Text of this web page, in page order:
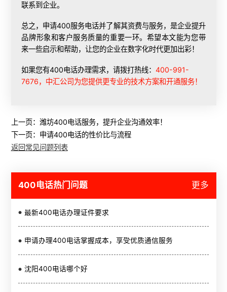
联系到企业。
总之，申请400服务电话并了解其资费与服务，是企业提升
品牌形象和客户服务质量的重要一环。希望本文能为您带
来一些启示和帮助，让您的企业在数字化时代更加出彩！
如果您有400电话办理需求，请拨打热线：400-991-
7676，中汇公司为您提供更专业的技术方案和开通服务！
上一页： 潍坊400电话服务，提升企业沟通效率！
下一页： 申请400电话的性价比与流程
返回常见问题列表
400电话热门问题 更多
最新400电话办理证件要求
申请办理400电话掌握成本，享受优质通信服务
沈阳400电话哪个好